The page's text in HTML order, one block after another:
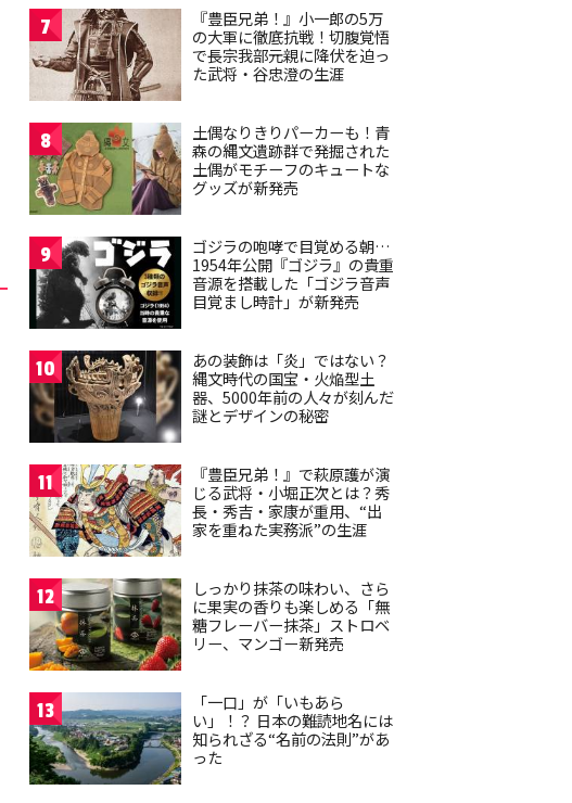
7
『豊臣兄弟！』小一郎の5万
の大軍に徹底抗戦！切腹覚悟
で長宗我部元親に降伏を迫っ
た武将・谷忠澄の生涯
8
土偶なりきりパーカーも！青
森の縄文遺跡群で発掘された
土偶がモチーフのキュートな
グッズが新発売
9
ゴジラの咆哮で目覚める朝…
1954年公開『ゴジラ』の貴重
音源を搭載した「ゴジラ音声
目覚まし時計」が新発売
10
あの装飾は「炎」ではない？
縄文時代の国宝・火焔型土
器、5000年前の人々が刻んだ
謎とデザインの秘密
11
『豊臣兄弟！』で萩原護が演
じる武将・小堀正次とは？秀
長・秀吉・家康が重用、“出
家を重ねた実務派”の生涯
12
しっかり抹茶の味わい、さら
に果実の香りも楽しめる「無
糖フレーバー抹茶」ストロベ
リー、マンゴー新発売
13
「一口」が「いもあら
い」！？ 日本の難読地名には
知られざる“名前の法則”があ
った